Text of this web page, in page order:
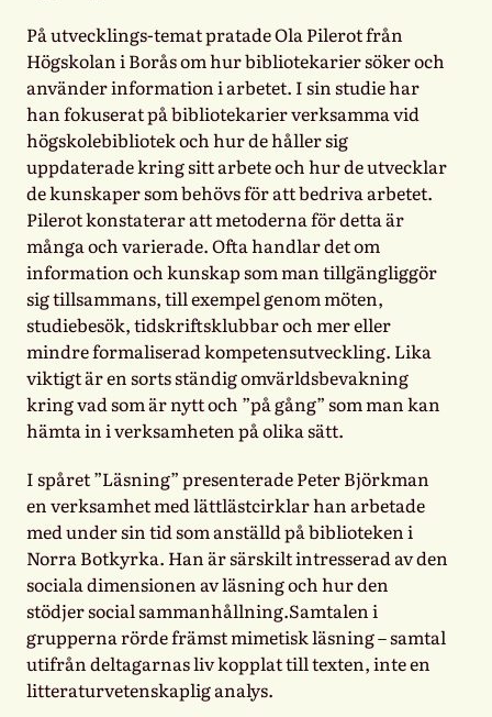
På utvecklings-temat pratade Ola Pilerot från
Högskolan i Borås om hur bibliotekarier söker och
använder information i arbetet. I sin studie har
han fokuserat på bibliotekarier verksamma vid
högskolebibliotek och hur de håller sig
uppdaterade kring sitt arbete och hur de utvecklar
de kunskaper som behövs för att bedriva arbetet.
Pilerot konstaterar att metoderna för detta är
många och varierade. Ofta handlar det om
information och kunskap som man tillgängliggör
sig tillsammans, till exempel genom möten,
studiebesök, tidskriftsklubbar och mer eller
mindre formaliserad kompetensutveckling. Lika
viktigt är en sorts ständig omvärldsbevakning
kring vad som är nytt och ”på gång” som man kan
hämta in i verksamheten på olika sätt.
I spåret ”Läsning” presenterade Peter Björkman
en verksamhet med lättlästcirklar han arbetade
med under sin tid som anställd på biblioteken i
Norra Botkyrka. Han är särskilt intresserad av den
sociala dimensionen av läsning och hur den
stödjer social sammanhållning.Samtalen i
grupperna rörde främst mimetisk läsning – samtal
utifrån deltagarnas liv kopplat till texten, inte en
litteraturvetenskaplig analys.